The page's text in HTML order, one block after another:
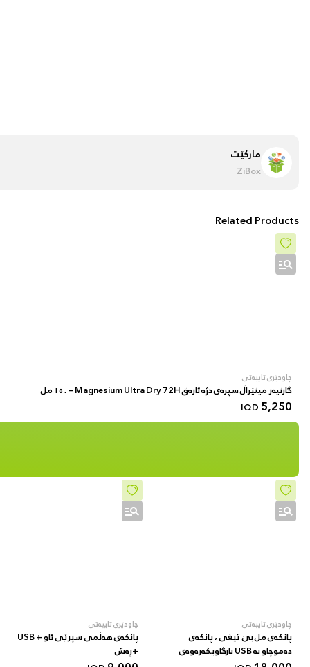
مارکێت
ZiBox
Related Products
چاودێری تایبەتی
گارنیەر مینێراڵ سپرەی دژە ئارەق Magnesium Ultra Dry 72H – ١٥٠ مل
5,250
IQD
چاودێری تایبەتی
پانکەی مل بێ تیغی ، پانکەی
دەموچاو بە USB بارگاویکەرەوەی
چاودێری تایبەتی
پانکەی هەڵمی سپرێی ئاو + USB
+ڕەش